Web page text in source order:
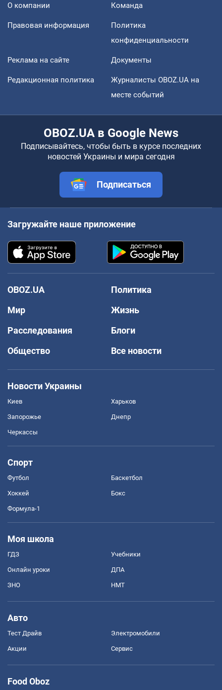
О компании Команда
Правовая информация
Политика
конфиденциальности
Реклама на сайте Документы
Редакционная политика
Журналисты OBOZ.UA на
месте событий
OBOZ.UA в Google News
Подписывайтесь, чтобы быть в курсе последних
новостей Украины и мира сегодня
Подписаться
Загружайте наше приложение
OBOZ.UA
Политика
Мир
Жизнь
Расследования
Блоги
Общество
Все новости
Новости Украины
Киев Харьков
Запорожье Днепр
Черкассы
Спорт
Футбол Баскетбол
Хоккей Бокс
Формула-1
Моя школа
ГДЗ Учебники
Онлайн уроки ДПА
ЗНО НМТ
Авто
Тест Драйв Электромобили
Акции Сервис
Food Oboz